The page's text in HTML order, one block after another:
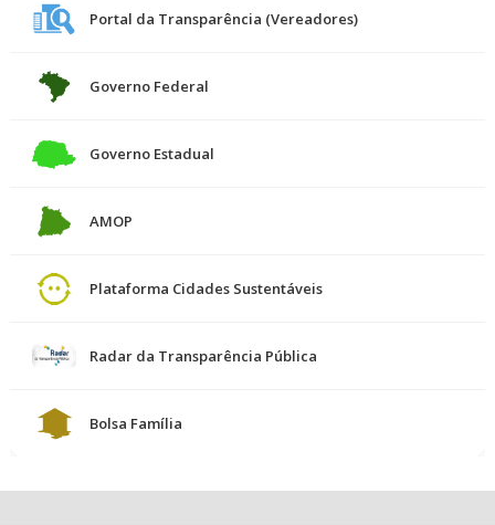
Portal da Transparência (Vereadores)
Governo Federal
Governo Estadual
AMOP
Plataforma Cidades Sustentáveis
Radar da Transparência Pública
Bolsa Família